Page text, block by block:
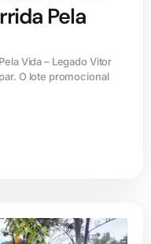
Pela
Vida – Legado Vitor
O lote promocional